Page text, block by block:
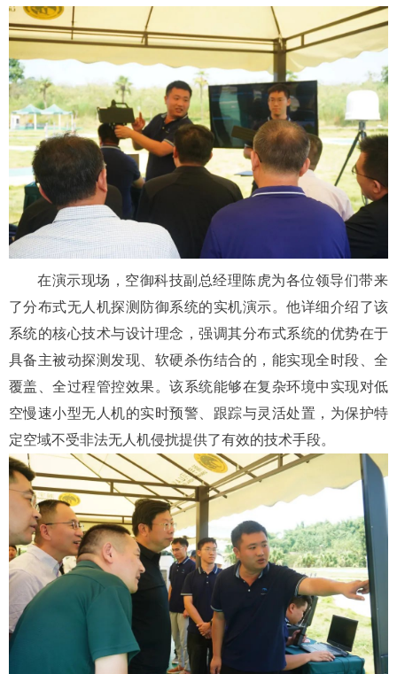
在演示现场，空御科技副总经理陈虎为各位领导们带来
了分布式无人机探测防御系统的实机演示。他详细介绍了该
系统的核心技术与设计理念，强调其分布式系统的优势在于
具备主被动探测发现、软硬杀伤结合的，能实现全时段、全
覆盖、全过程管控效果。该系统能够在复杂环境中实现对低
空慢速小型无人机的实时预警、跟踪与灵活处置，为保护特
定空域不受非法无人机侵扰提供了有效的技术手段。